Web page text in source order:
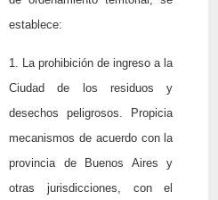
establece:
1.
La prohibición de ingreso a la
Ciudad de los residuos y
desechos peligrosos. Propicia
mecanismos de acuerdo con la
provincia de Buenos Aires y
otras jurisdicciones, con el